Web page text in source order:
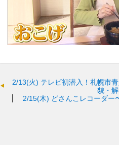
2/13(火) テレビ初潜入！札幌市
貌・
2/15(木) どさんこレコーダー